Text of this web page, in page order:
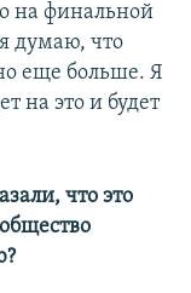
на финальной
думаю, что
еще больше. Я
на это и будет
что это